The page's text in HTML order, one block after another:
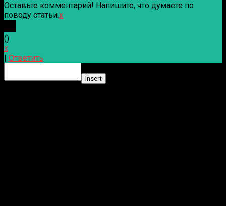
Оставьте комментарий! Напишите, что думаете по
поводу статьи.x
()
x
Ответить
Insert